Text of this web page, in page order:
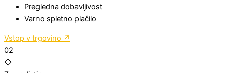
Pregledna dobavljivost
Varno spletno plačilo
Vstop v trgovino ↗
02
◇